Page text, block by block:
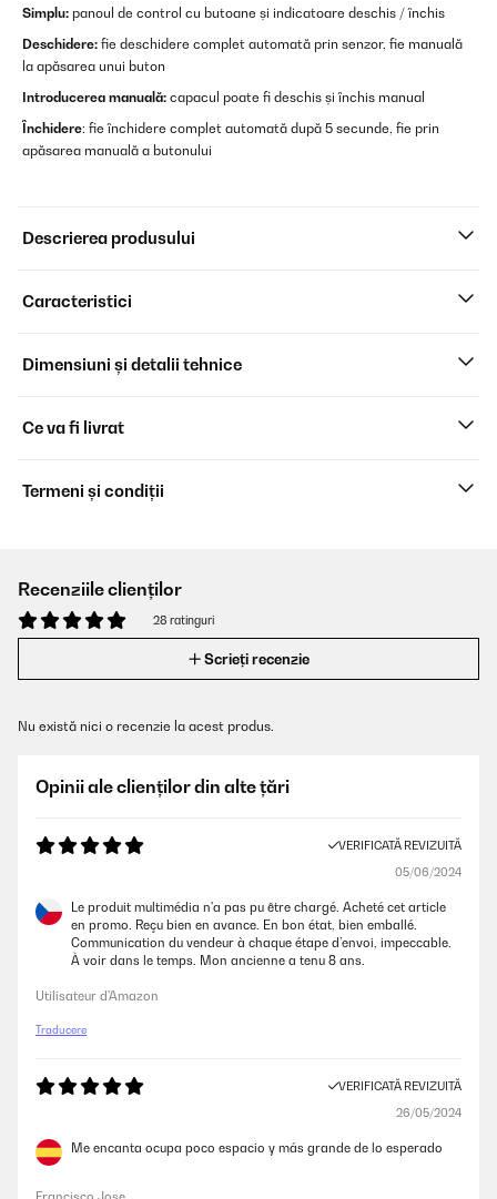
Simplu: panoul de control cu butoane și indicatoare deschis / închis
Deschidere: fie deschidere complet automată prin senzor, fie manuală
la apăsarea unui buton
Introducerea manuală: capacul poate fi deschis și închis manual
Închidere: fie închidere complet automată după 5 secunde, fie prin
apăsarea manuală a butonului
Descrierea produsului
Caracteristici
Dimensiuni și detalii tehnice
Ce va fi livrat
Termeni și condiții
Recenziile clienților
28 ratinguri
Scrieți recenzie
Nu există nici o recenzie la acest produs.
Opinii ale clienților din alte țări
VERIFICATĂ REVIZUITĂ
05/06/2024
Le produit multimédia n'a pas pu être chargé. Acheté cet article
en promo. Reçu bien en avance. En bon état, bien emballé.
Communication du vendeur à chaque étape d’envoi, impeccable.
À voir dans le temps. Mon ancienne a tenu 8 ans.
Utilisateur d'Amazon
Traducere
VERIFICATĂ REVIZUITĂ
26/05/2024
Me encanta ocupa poco espacio y más grande de lo esperado